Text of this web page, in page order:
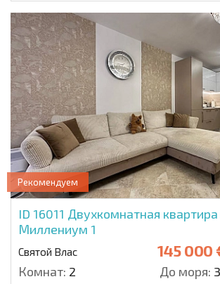
Рекомендуем
ID 16011 Двухкомнатная квартира
Миллениум 1
Святой Влас 145 000
Комнат: 2 До моря: